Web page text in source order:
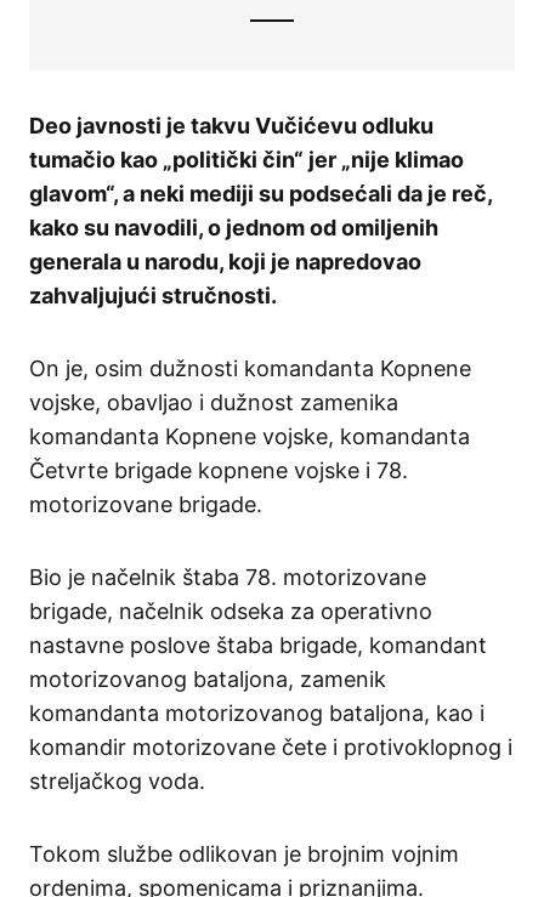
Deo javnosti je takvu Vučićevu odluku
tumačio kao „politički čin“ jer „nije klimao
glavom“, a neki mediji su podsećali da je reč,
kako su navodili, o jednom od omiljenih
generala u narodu, koji je napredovao
zahvaljujući stručnosti.
On je, osim dužnosti komandanta Kopnene
vojske, obavljao i dužnost zamenika
komandanta Kopnene vojske, komandanta
Četvrte brigade kopnene vojske i 78.
motorizovane brigade.
Bio je načelnik štaba 78. motorizovane
brigade, načelnik odseka za operativno
nastavne poslove štaba brigade, komandant
motorizovanog bataljona, zamenik
komandanta motorizovanog bataljona, kao i
komandir motorizovane čete i protivoklopnog i
streljačkog voda.
Tokom službe odlikovan je brojnim vojnim
ordenima, spomenicama i priznanjima.